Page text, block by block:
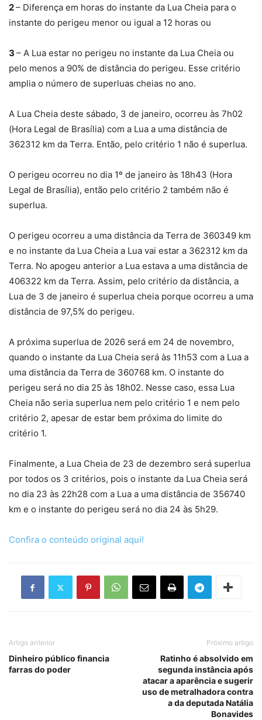
2– Diferença em horas do instante da Lua Cheia para o
instante do perigeu menor ou igual a 12 horas ou
3 – A Lua estar no perigeu no instante da Lua Cheia ou
pelo menos a 90% de distância do perigeu. Esse critério
amplia o número de superluas cheias no ano.
A Lua Cheia deste sábado, 3 de janeiro, ocorreu às 7h02
(Hora Legal de Brasília) com a Lua a uma distância de
362312 km da Terra. Então, pelo critério 1 não é superlua.
O perigeu ocorreu no dia 1º de janeiro às 18h43 (Hora
Legal de Brasília), então pelo critério 2 também não é
superlua.
O perigeu ocorreu a uma distância da Terra de 360349 km
e no instante da Lua Cheia a Lua vai estar a 362312 km da
Terra. No apogeu anterior a Lua estava a uma distância de
406322 km da Terra. Assim, pelo critério da distância, a
Lua de 3 de janeiro é superlua cheia porque ocorreu a uma
distância de 97,5% do perigeu.
A próxima superlua de 2026 será em 24 de novembro,
quando o instante da Lua Cheia será às 11h53 com a Lua a
uma distância da Terra de 360768 km. O instante do
perigeu será no dia 25 às 18h02. Nesse caso, essa Lua
Cheia não seria superlua nem pelo critério 1 e nem pelo
critério 2, apesar de estar bem próxima do limite do
critério 1.
Finalmente, a Lua Cheia de 23 de dezembro será superlua
por todos os 3 critérios, pois o instante da Lua Cheia será
no dia 23 às 22h28 com a Lua a uma distância de 356740
km e o instante do perigeu será no dia 24 às 5h29.
Confira o conteúdo original aqui!
Artigo anterior
Dinheiro público financia
farras do poder
Próximo artigo
Ratinho é absolvido em
segunda instância após
atacar a aparência e sugerir
uso de metralhadora contra
a da deputada Natália
Bonavides